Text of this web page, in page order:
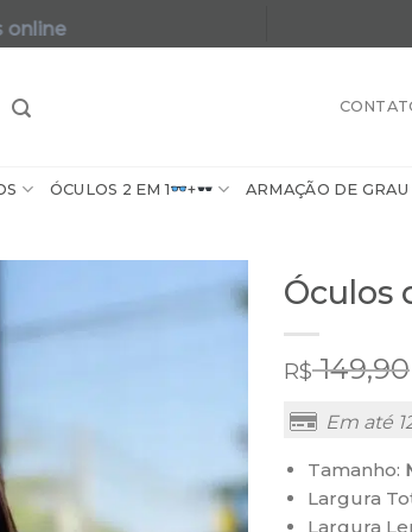
online
ÓCULOS 2 EM 1 + ARMAÇÃO DE GRAU
Óculos
R$149,90
Em até
Tamanho:
Largura
Largura